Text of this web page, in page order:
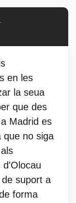
en les
la seua
que des
Madrid es
que no siga
d'Olocau
suport a
forma